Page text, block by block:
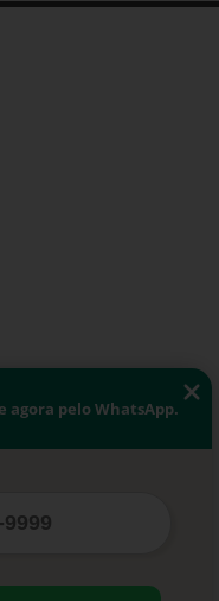
agora pelo WhatsApp.